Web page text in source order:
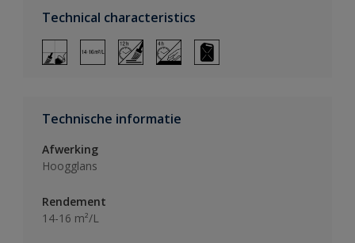
Technical characteristics
Technische informatie
Afwerking
Hoogglans
Rendement
14-16 m²/L